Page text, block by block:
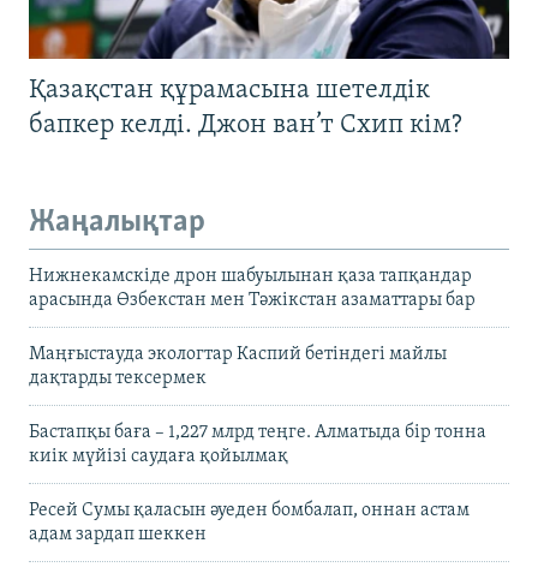
Қазақстан құрамасына шетелдік
бапкер келді. Джон ван’т Схип кім?
Жаңалықтар
Нижнекамскіде дрон шабуылынан қаза тапқандар
арасында Өзбекстан мен Тәжікстан азаматтары бар
Маңғыстауда экологтар Каспий бетіндегі майлы
дақтарды тексермек
Бастапқы баға – 1,227 млрд теңге. Алматыда бір тонна
киік мүйізі саудаға қойылмақ
Ресей Сумы қаласын әуеден бомбалап, оннан астам
адам зардап шеккен